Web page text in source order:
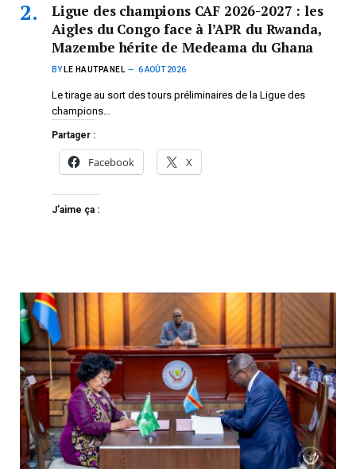
Ligue des champions CAF 2026-2027 : les
Aigles du Congo face à l’APR du Rwanda,
Mazembe hérite de Medeama du Ghana
BY LE HAUTPANEL 6 AOÛT 2026
Le tirage au sort des tours préliminaires de la Ligue des
champions…
Partager :
Facebook X
J’aime ça :